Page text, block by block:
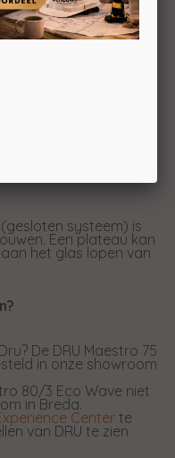
Maestro 80/3
(gesloten
waarbij de ruit
makkelijk bij de
van een
wanneer dit een keer
systeem) is
Een plateau kan
het glas lopen van
De DRU Maestro 75
in onze showroom
80/3 Eco Wave niet
in Breda.
Centerte
van DRU te zien